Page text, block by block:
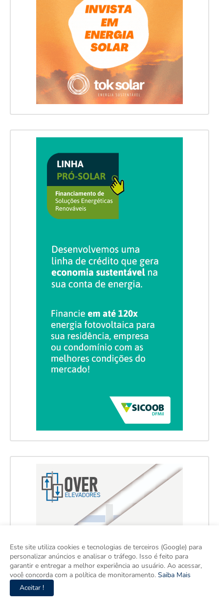
Este site utiliza cookies e tecnologias de terceiros (Google) para
personalizar anúncios e analisar o tráfego. Isso é feito para
garantir e entregar a melhor experiência ao usuário. Ao acessar,
você concorda com a política de monitoramento. Saiba Mais
Aceitar !